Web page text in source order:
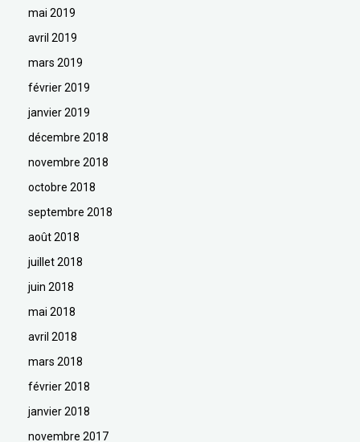
mai 2019
avril 2019
mars 2019
février 2019
janvier 2019
décembre 2018
novembre 2018
octobre 2018
septembre 2018
août 2018
juillet 2018
juin 2018
mai 2018
avril 2018
mars 2018
février 2018
janvier 2018
novembre 2017